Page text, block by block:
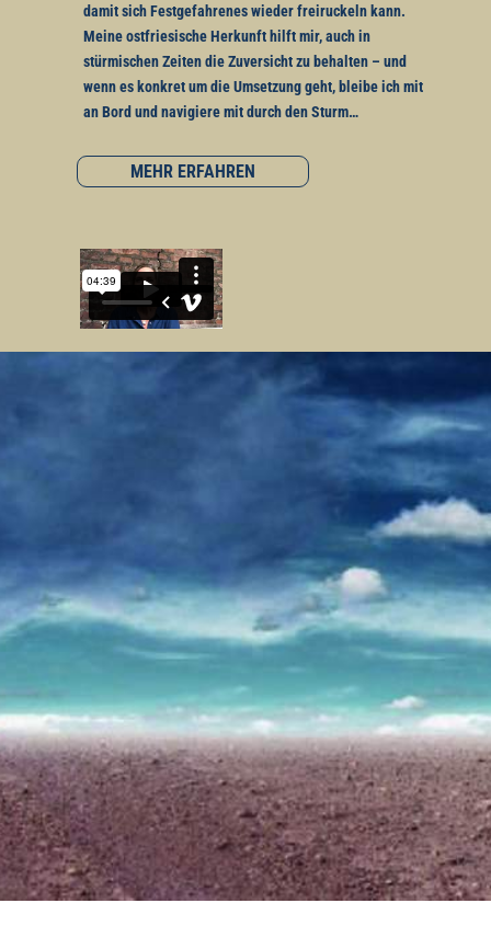
damit sich Festgefahrenes wieder freiruckeln kann.
Meine ostfriesische Herkunft hilft mir, auch in
stürmischen Zeiten die Zuversicht zu behalten – und
wenn es konkret um die Umsetzung geht, bleibe ich mit
an Bord und navigiere mit durch den Sturm…
MEHR ERFAHREN